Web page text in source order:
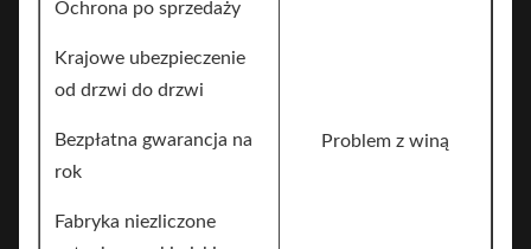
Ochrona po sprzedaży
Krajowe ubezpieczenie
od drzwi do drzwi
Bezpłatna gwarancja na
rok
Fabryka niezliczone
Problem z winą